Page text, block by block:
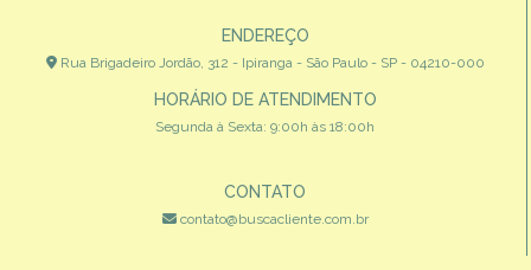
ENDEREÇO
Rua Brigadeiro Jordão, 312 - Ipiranga - São Paulo - SP - 04210-000
HORÁRIO DE ATENDIMENTO
Segunda à Sexta: 9:00h às 18:00h
CONTATO
contato@buscacliente.com.br